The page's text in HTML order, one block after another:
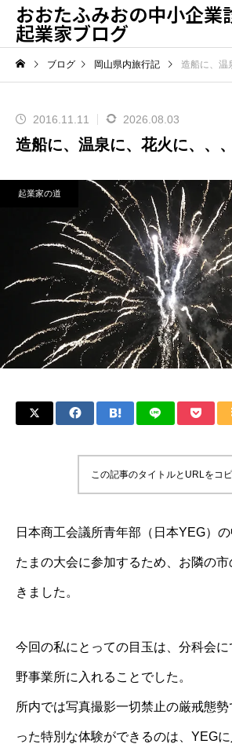
おおたふみおの中小企業
起業家ブログ
ブログ 岡山県内旅行記 造船に、温泉
2016.11.11 2026.08.03
造船に、温泉に、花火に、、
起業家の道
この記事のタイトルとURLをコ
日本商工会議所青年部（日本YEG）
たまの大会に参加するため、お隣の
きました。
今回の私にとっての目玉は、分科会
野事業所に入れることでした。
所内では写真撮影一切禁止の厳戒態
った特別な体験ができるのは、YEG